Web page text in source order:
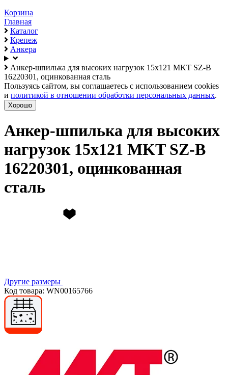
Корзина
Главная
Каталог
Крепеж
Анкера
Анкер-шпилька для высоких нагрузок 15х121 MKT SZ-B
16220301, оцинкованная сталь
Пользуясь сайтом, вы соглашаетесь с использованием cookies
и политикой в отношении обработки персональных данных.
Хорошо
Анкер-шпилька для высоких
нагрузок 15х121 MKT SZ-B
16220301, оцинкованная
сталь
Другие размеры
Код товара: WN00165766